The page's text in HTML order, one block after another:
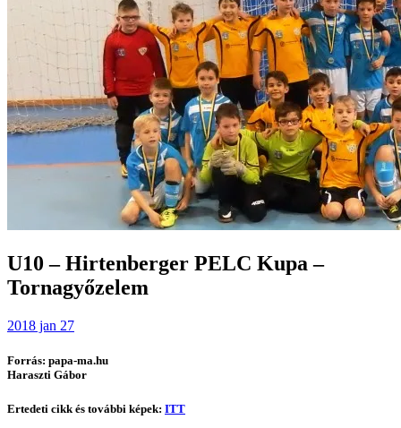
U10 – Hirtenberger PELC Kupa –
Tornagyőzelem
2018 jan 27
Forrás: papa-ma.hu
Haraszti Gábor
Ertedeti cikk és további képek: ITT